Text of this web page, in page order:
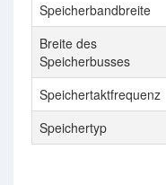
Speicherbandbreite
Breite des
Speicherbusses
Speichertaktfrequenz
Speichertyp